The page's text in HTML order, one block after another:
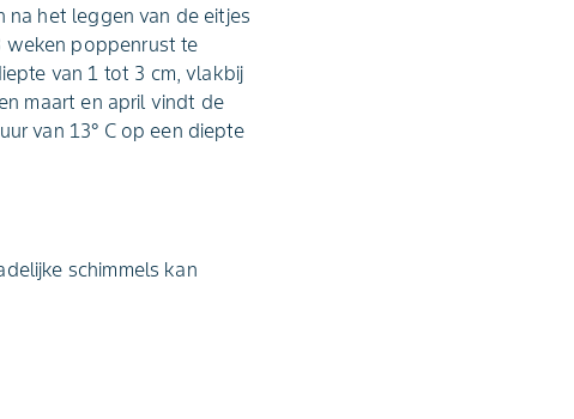
het leggen van de eitjes
weken poppenrust te
van 1 tot 3 cm, vlakbij
maart en april vindt de
van 13° C op een diepte
schimmels kan